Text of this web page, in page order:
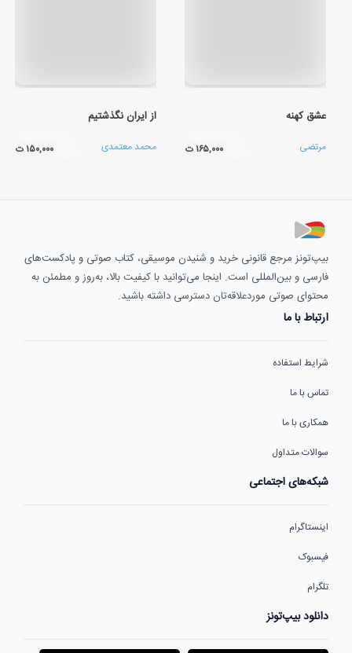
عشق کهنه
مرتضی ۱۶۵,۰۰۰ ت
از ایران نگذشتیم
محمد معتمدی ۱۵۰,۰۰۰ ت
بیپ‌تونز مرجع قانونی خرید و شنیدن موسیقی، کتاب صوتی و پادکست‌های
فارسی و بین‌المللی است. اینجا می‌توانید با کیفیت بالا، به‌روز و مطمئن به
محتوای صوتی موردعلاقه‌تان دسترسی داشته باشید.
ارتباط با ما
شرایط استفاده
تماس با ما
همکاری با ما
سوالات متداول
شبکه‌های اجتماعی
اینستاگرام
فیسبوک
تلگرام
دانلود بیپ‌تونز